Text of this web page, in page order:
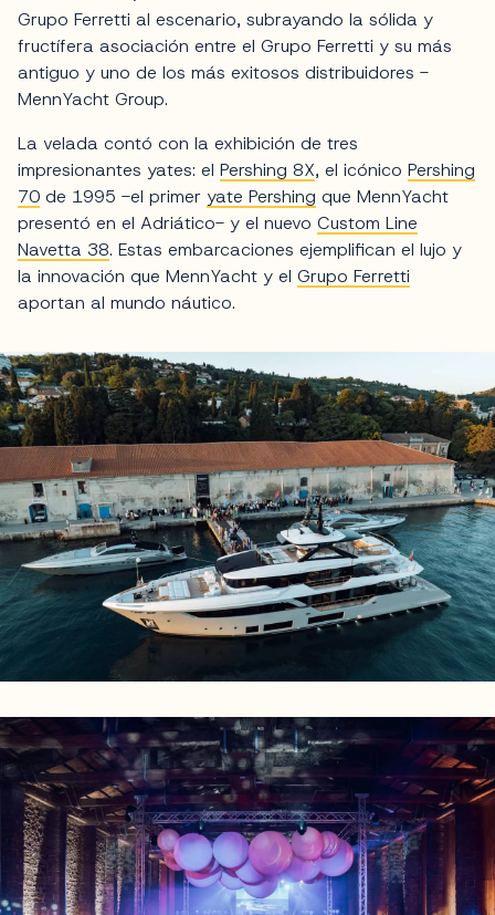
Grupo Ferretti al escenario, subrayando la sólida y
fructífera asociación entre el Grupo Ferretti y su más
antiguo y uno de los más exitosos distribuidores -
MennYacht Group.
La velada contó con la exhibición de tres
impresionantes yates: el Pershing 8X, el icónico Pershing
70 de 1995 -el primer yate Pershing que MennYacht
presentó en el Adriático- y el nuevo Custom Line
Navetta 38. Estas embarcaciones ejemplifican el lujo y
la innovación que MennYacht y el Grupo Ferretti
aportan al mundo náutico.